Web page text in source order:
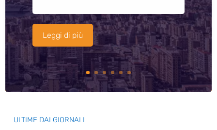
Leggi di più
ULTIME DAI GIORNALI